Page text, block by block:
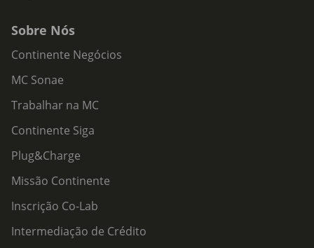
Sobre Nós
Continente Negócios
MC Sonae
Trabalhar na MC
Continente Siga
Plug&Charge
Missão Continente
Inscrição Co-Lab
Intermediação de Crédito